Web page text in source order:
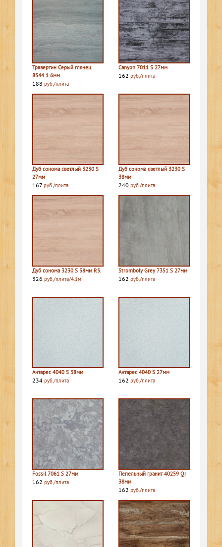
Травертин Серый глянец
8344 1 6мм
188 руб./плита
Canyon 7011 S 27мм
162 руб./плита
Дуб сонома светлый 3230 S
27мм
167 руб./плита
Дуб сонома светлый 3230 S
38мм
240 руб./плита
Дуб сонома 3230 S 38мм R3.
326 руб./плита/4.1м
Stromboly Grey 7351 S 27мм
162 руб./плита
Антарес 4040 S 38мм
234 руб./плита
Антарес 4040 S 27мм
162 руб./плита
Fossil 7061 S 27мм
162 руб./плита
Пепельный гранит 40259 Qr
38мм
162 руб./плита